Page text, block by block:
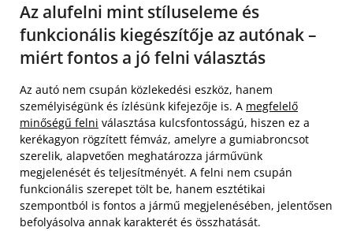
Az alufelni mint stíluseleme és
funkcionális kiegészítője az autónak –
miért fontos a jó felni választás
Az autó nem csupán közlekedési eszköz, hanem
személyiségünk és ízlésünk kifejezője is. A megfelelő
minőségű felni választása kulcsfontosságú, hiszen ez a
kerékagyon rögzített fémváz, amelyre a gumiabroncsot
szerelik, alapvetően meghatározza járművünk
megjelenését és teljesítményét. A felni nem csupán
funkcionális szerepet tölt be, hanem esztétikai
szempontból is fontos a jármű megjelenésében, jelentősen
befolyásolva annak karakterét és összhatását.